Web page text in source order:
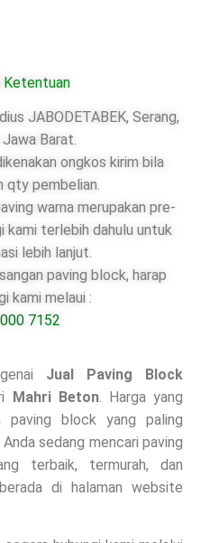
Ketentuan
JABODETABEK, Serang,
Jawa Barat.
ongkos kirim bila
qty pembelian.
warna merupakan pre-
kami terlebih dahulu untuk
lebih lanjut.
paving block, harap
kami melaui :
7152
Jual Paving Block
Mahri Beton. Harga yang
paving block yang paling
sedang mencari paving
terbaik, termurah, dan
di halaman website